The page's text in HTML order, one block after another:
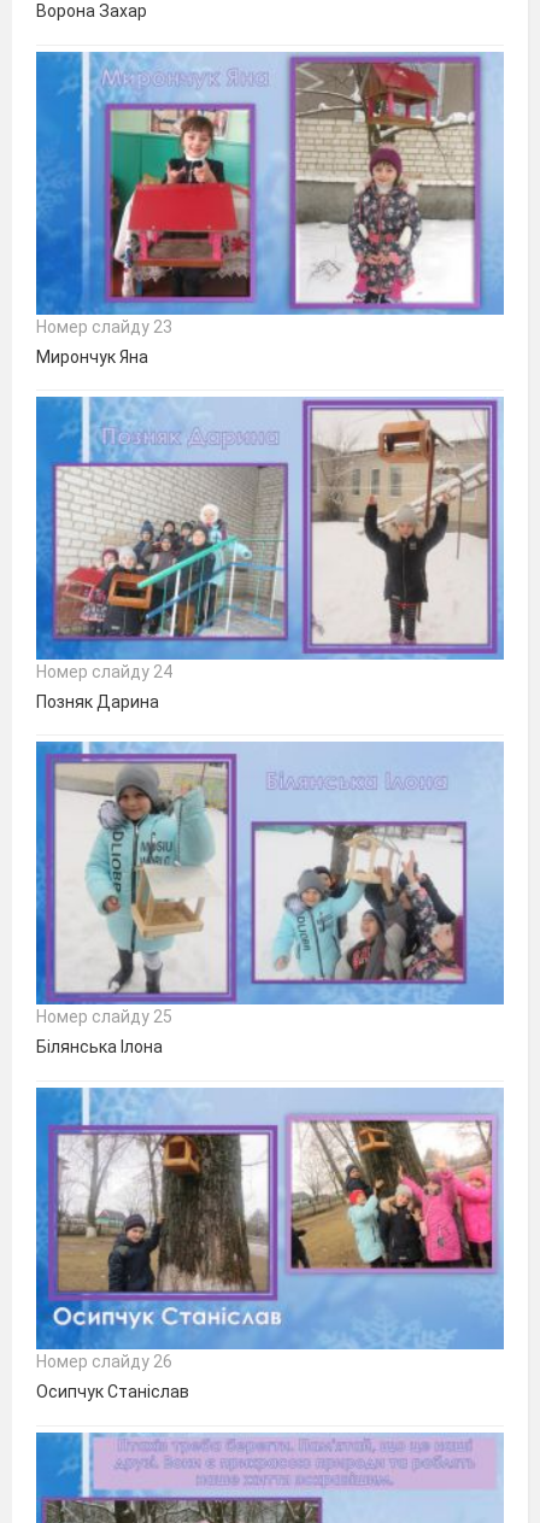
Ворона Захар
Номер слайду 23
Мирончук Яна
Номер слайду 24
Позняк Дарина
Номер слайду 25
Білянська Ілона
Номер слайду 26
Осипчук Станіслав